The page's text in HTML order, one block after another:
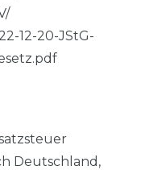
12-20-JStG-
Deutschland,